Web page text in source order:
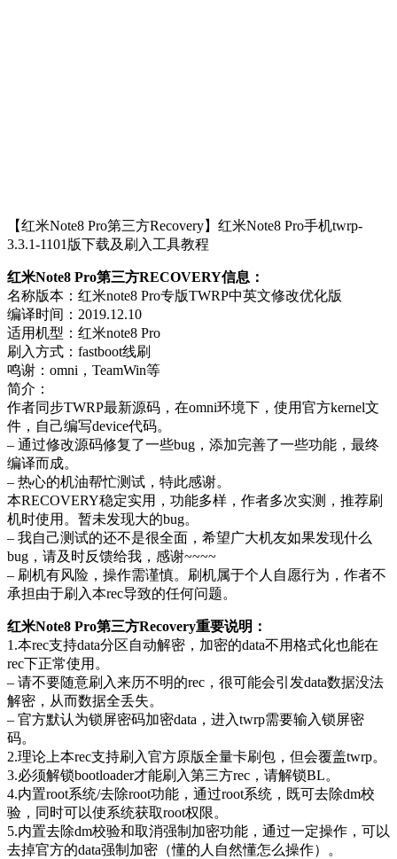
【红米Note8 Pro第三方Recovery】红米Note8 Pro手机twrp-
3.3.1-1101版下载及刷入工具教程
红米Note8 Pro第三方RECOVERY信息：
名称版本：红米note8 Pro专版TWRP中英文修改优化版
编译时间：2019.12.10
适用机型：红米note8 Pro
刷入方式：fastboot线刷
鸣谢：omni，TeamWin等
简介：
作者同步TWRP最新源码，在omni环境下，使用官方kernel文
件，自己编写device代码。
– 通过修改源码修复了一些bug，添加完善了一些功能，最终
编译而成。
– 热心的机油帮忙测试，特此感谢。
本RECOVERY稳定实用，功能多样，作者多次实测，推荐刷
机时使用。暂未发现大的bug。
– 我自己测试的还不是很全面，希望广大机友如果发现什么
bug，请及时反馈给我，感谢~~~~
– 刷机有风险，操作需谨慎。刷机属于个人自愿行为，作者不
承担由于刷入本rec导致的任何问题。
红米Note8 Pro第三方Recovery重要说明：
1.本rec支持data分区自动解密，加密的data不用格式化也能在
rec下正常使用。
– 请不要随意刷入来历不明的rec，很可能会引发data数据没法
解密，从而数据全丢失。
– 官方默认为锁屏密码加密data，进入twrp需要输入锁屏密
码。
2.理论上本rec支持刷入官方原版全量卡刷包，但会覆盖twrp。
3.必须解锁bootloader才能刷入第三方rec，请解锁BL。
4.内置root系统/去除root功能，通过root系统，既可去除dm校
验，同时可以使系统获取root权限。
5.内置去除dm校验和取消强制加密功能，通过一定操作，可以
去掉官方的data强制加密（懂的人自然懂怎么操作）。